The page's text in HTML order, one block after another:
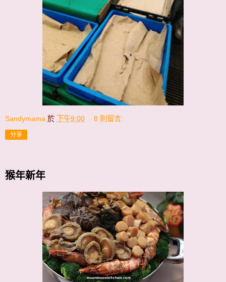
Sandymama 於 下午9:00 8 則留言:
分享
猴年新年